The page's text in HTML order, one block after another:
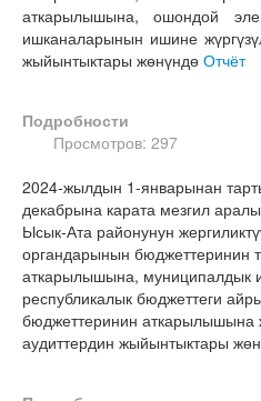
аткарылышына, ошондой
ишканаларынын ишине
жыйынтыктары жөнүндө Отчёт
Подробности
Просмотров: 297
2024-жылдын 1-январынан
декабрына карата мезгил
Ысык-Ата районунун
органдарынын бюджеттеринин
аткарылышына,
республикалык бюджеттеги
бюджеттеринин аткарылышына
аудиттердин жыйынтыктары